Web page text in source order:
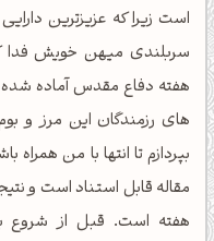
است زیرا که عزیزترین
سربلندی میهن خویش فدا
هفته دفاع مقدس آماده
های رزمندگان این مرز و
بپردازم تا انتها با من
هفته است. قبل از